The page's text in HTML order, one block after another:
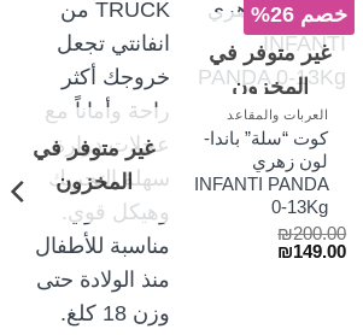
السعر
الحالي
خصم 26%
غير متوفر في
المخزون
العربات والمقاعد
كوت “سلة” باندا-
لون زهري
INFANTI PANDA
0-13Kg
₪200.00
السعر ₪149.00
السعر
غير متوفر في
المخزون